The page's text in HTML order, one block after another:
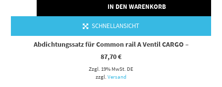
IN DEN WARENKORB
SCHNELLANSICHT
Abdichtungssatz für Common rail A Ventil CARGO –
87,70€
Zzgl. 19% MwSt. DE
zzgl. Versand